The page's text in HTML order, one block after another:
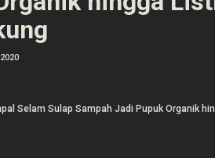
k
t
o
Selam Sulap Sampah Jadi Pupuk Organik